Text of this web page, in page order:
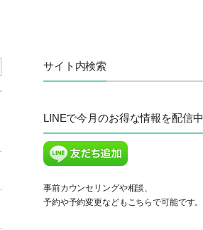
サイト内検索
LINEで今月のお得な情報を配信中
事前カウンセリングや相談、
予約や予約変更などもこちらで可能です。